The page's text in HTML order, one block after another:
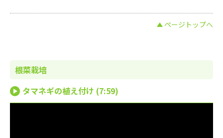
ページトップへ
根菜栽培
タマネギの植え付け (7:59)